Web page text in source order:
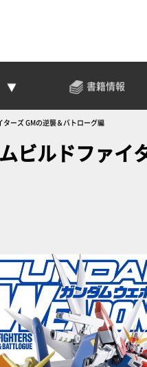
書籍情報
ーズ GMの逆襲＆バトローグ編
ビルドファイ